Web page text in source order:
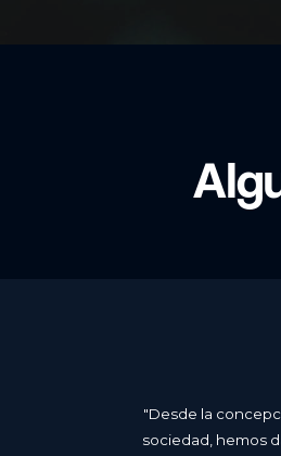
"Desde la
sociedad, hemos